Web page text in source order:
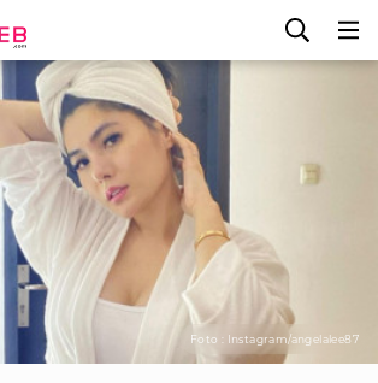
Foto : Instagram/angelalee87